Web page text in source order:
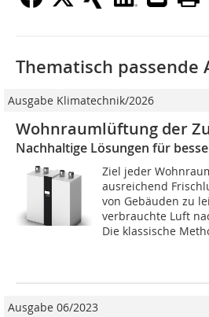
Thematisch passende
Ausgabe Klimatechnik/2026
Wohnraumlüftung der
Nachhaltige Lösungen für
Ziel jeder
ausreichend
von Gebäuden zu
verbrauchte Luft
Die klassische
Ausgabe 06/2023